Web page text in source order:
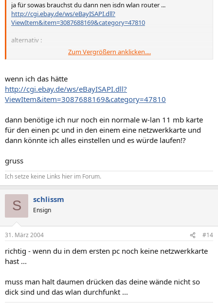
ja für sowas brauchst du dann nen isdn wlan router ...
http://cgi.ebay.de/ws/eBayISAPI.dll?
ViewItem&item=3087688169&category=47810
alternativ :
nen isdn router - einen wlan access point + wlan karte für 2ten
http://cgi.ebay.de/ws/eBayISAPI.dll?
ViewItem&item=3087870233&category=26801
http://cgi.ebay.de/ws/eBayISAPI.dll?
ViewItem&item=3087646004&category=26801
ViewItem&item=3088564628&category=47810
Zum Vergrößern anklicken....
wenn ich das hätte
http://cgi.ebay.de/ws/eBayISAPI.dll?
ViewItem&item=3087688169&category=47810
dann benötige ich nur noch ein normale w-lan 11 mb karte
für den einen pc und in den einem eine netzwerkkarte und
dann könnte ich alles einstellen und es würde laufen!?
gruss
Ich setze keine Links hier im Forum.
S schlissm
Ensign
31. März 2004 #14
richtig - wenn du in dem ersten pc noch keine netzwerkkarte
hast ...
muss man halt daumen drücken das deine wände nicht so
dick sind und das wlan durchfunkt ...